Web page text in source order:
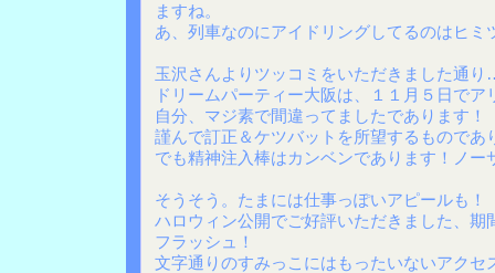
ますね。
あ、列車なのにアイドリングしてるのはヒミ
玉沢さんよりツッコミをいただきました通
ドリームパーティー大阪は、１１月５日でア
自分、マジ素で間違ってましたであります！
謹んで訂正＆ケツバットを所望するものであ
でも精神注入棒はカンベンであります！ノー
そうそう。たまには仕事っぽいアピールも！
ハロウィン公開でご好評いただきました、期
フラッシュ！
文字通りのすみっこにはもったいないアクセ